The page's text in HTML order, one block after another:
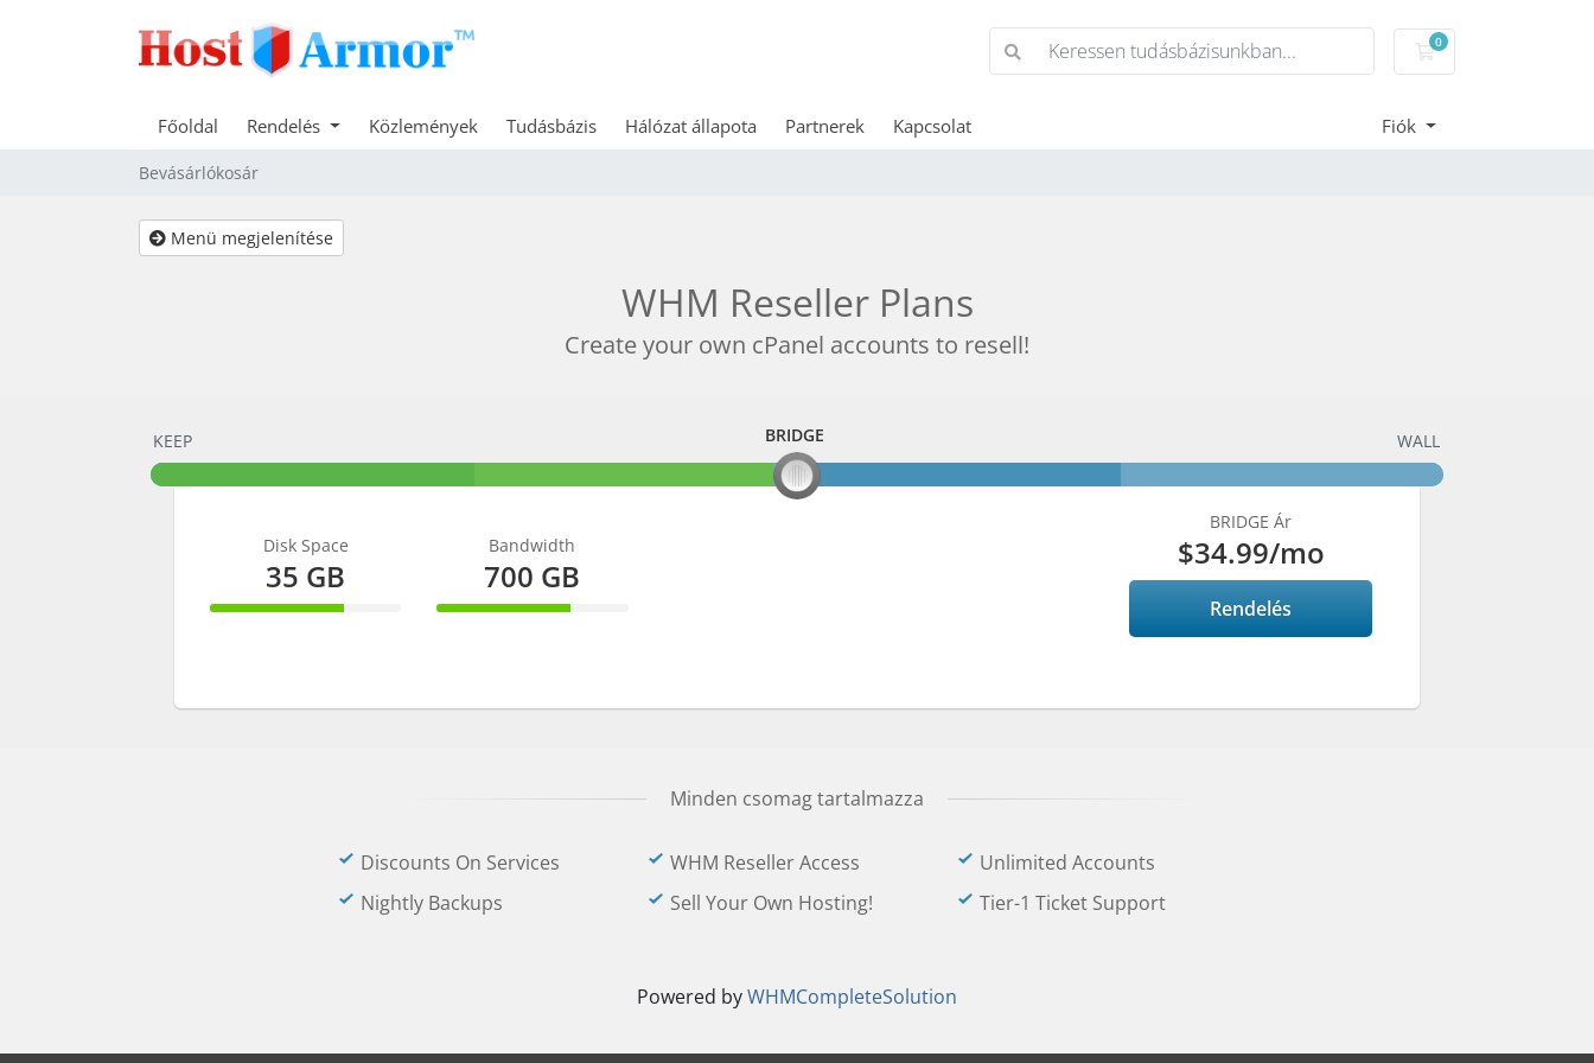
0
Bevásárlókosár
Főoldal Rendelés Közlemények Tudásbázis Hálózat állapota Partnerek Kapcsolat Fiók
Bevásárlókosár
Menü megjelenítése
WHM Reseller Plans
Create your own cPanel accounts to resell!
BRIDGE
KEEP BRIDGE WALL
Disk Space
35 GB
70% Complete
Bandwidth
700 GB
70% Complete
BRIDGE Ár
$34.99/mo
Rendelés
Minden csomag tartalmazza
Discounts On Services WHM Reseller Access
Unlimited Accounts
Nightly Backups
Sell Your Own Hosting! Tier-1 Ticket Support
Powered byWHMCompleteSolution